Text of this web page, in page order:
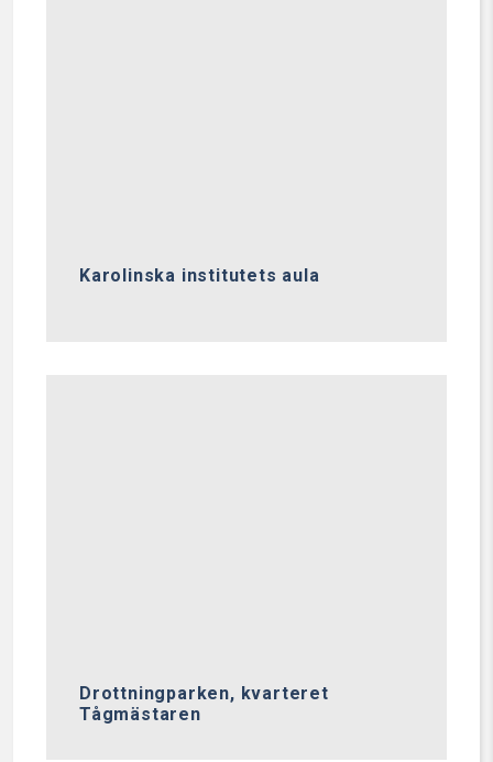
Karolinska institutets aula
Drottningparken, kvarteret
Tågmästaren